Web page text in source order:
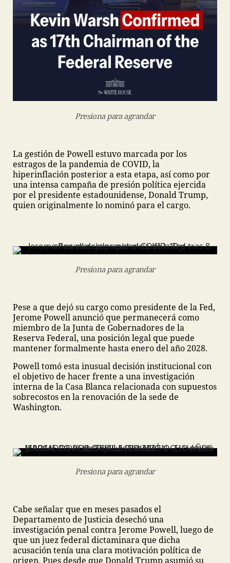
Presiona para agrandar
La gestión de Powell estuvo marcada por los
estragos de la pandemia de COVID, la
hiperinflación posterior a esta etapa, así como por
una intensa campaña de presión política ejercida
por el presidente estadounidense, Donald Trump,
quien originalmente lo nominó para el cargo.
Presiona para agrandar
Pese a que dejó su cargo como presidente de la Fed,
Jerome Powell anunció que permanecerá como
miembro de la Junta de Gobernadores de la
Reserva Federal, una posición legal que puede
mantener formalmente hasta enero del año 2028.
Powell tomó esta inusual decisión institucional con
el objetivo de hacer frente a una investigación
interna de la Casa Blanca relacionada con supuestos
sobrecostos en la renovación de la sede de
Washington.
Presiona para agrandar
Cabe señalar que en meses pasados el
Departamento de Justicia desechó una
investigación penal contra Jerome Powell, luego de
que un juez federal dictaminara que dicha
acusación tenía una clara motivación política de
origen. Pues desde que Donald Trump asumió su